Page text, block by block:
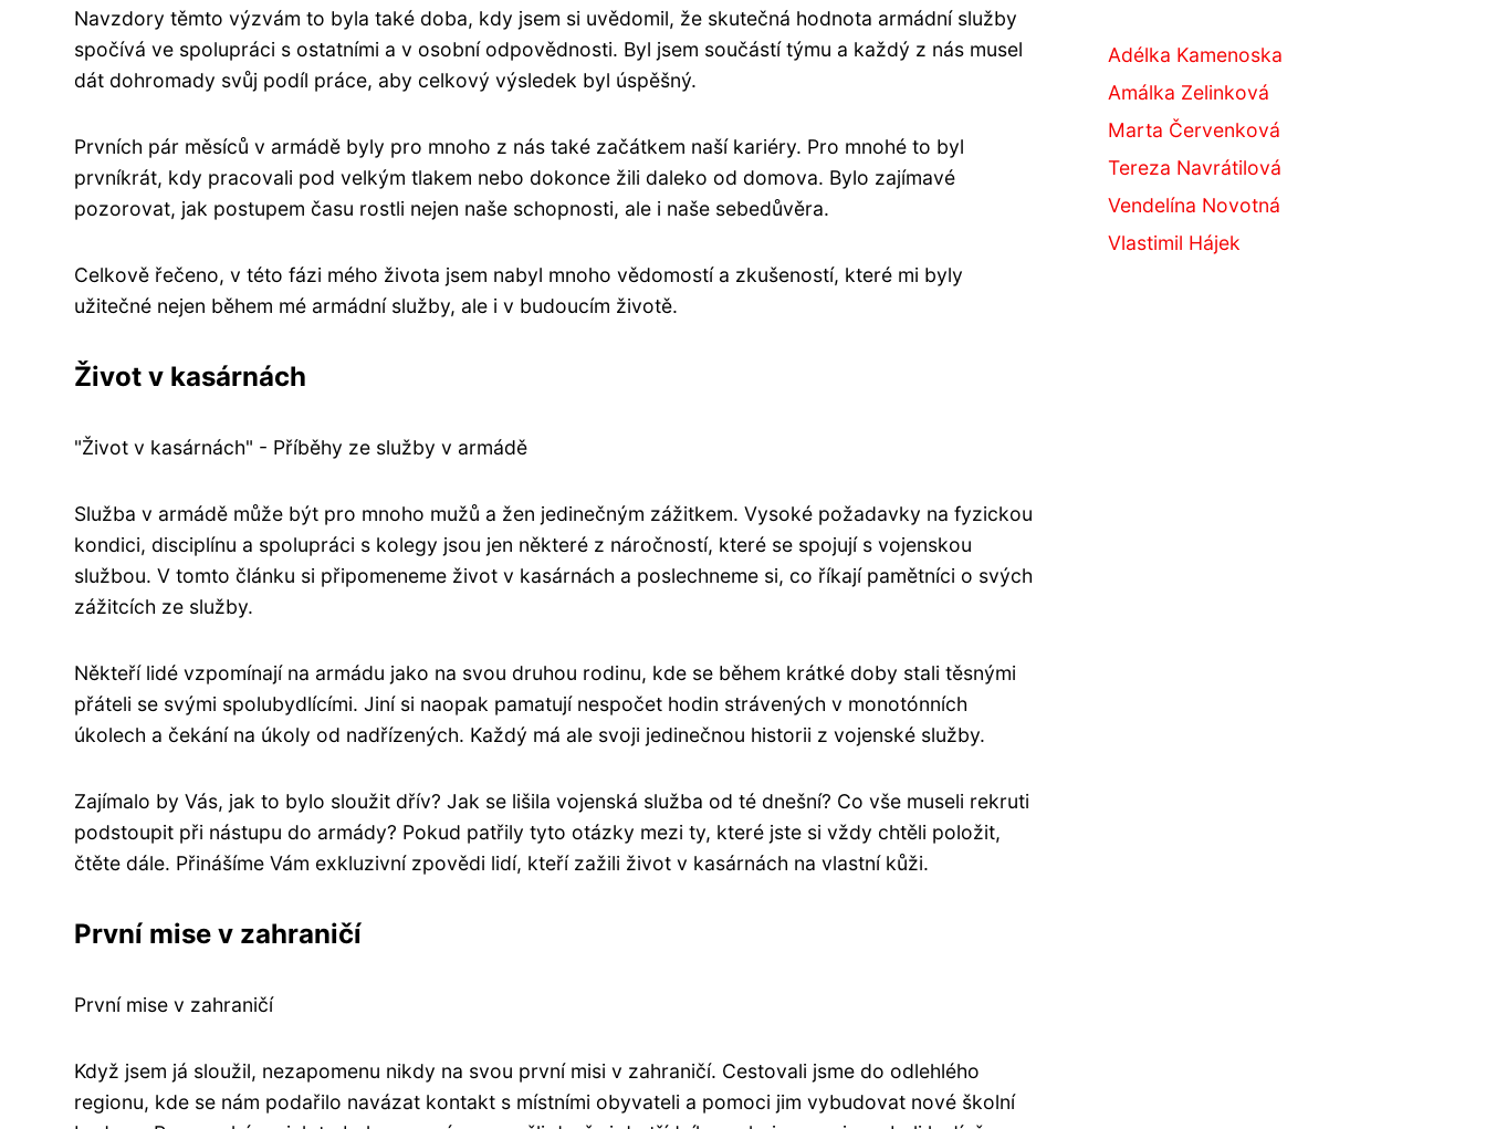
Navzdory těmto výzvám to byla také doba, kdy jsem si uvědomil, že skutečná hodnota armádní služby
spočívá ve spolupráci s ostatními a v osobní odpovědnosti. Byl jsem součástí týmu a každý z nás musel
dát dohromady svůj podíl práce, aby celkový výsledek byl úspěšný.
Prvních pár měsíců v armádě byly pro mnoho z nás také začátkem naší kariéry. Pro mnohé to byl
prvníkrát, kdy pracovali pod velkým tlakem nebo dokonce žili daleko od domova. Bylo zajímavé
pozorovat, jak postupem času rostli nejen naše schopnosti, ale i naše sebedůvěra.
Celkově řečeno, v této fázi mého života jsem nabyl mnoho vědomostí a zkušeností, které mi byly
užitečné nejen během mé armádní služby, ale i v budoucím životě.
Život v kasárnách
"Život v kasárnách" - Příběhy ze služby v armádě
Služba v armádě může být pro mnoho mužů a žen jedinečným zážitkem. Vysoké požadavky na fyzickou
kondici, disciplínu a spolupráci s kolegy jsou jen některé z náročností, které se spojují s vojenskou
službou. V tomto článku si připomeneme život v kasárnách a poslechneme si, co říkají pamětníci o svých
zážitcích ze služby.
Někteří lidé vzpomínají na armádu jako na svou druhou rodinu, kde se během krátké doby stali těsnými
přáteli se svými spolubydlícími. Jiní si naopak pamatují nespočet hodin strávených v monotónních
úkolech a čekání na úkoly od nadřízených. Každý má ale svoji jedinečnou historii z vojenské služby.
Zajímalo by Vás, jak to bylo sloužit dřív? Jak se lišila vojenská služba od té dnešní? Co vše museli rekruti
podstoupit při nástupu do armády? Pokud patřily tyto otázky mezi ty, které jste si vždy chtěli položit,
čtěte dále. Přinášíme Vám exkluzivní zpovědi lidí, kteří zažili život v kasárnách na vlastní kůži.
První mise v zahraničí
První mise v zahraničí
Když jsem já sloužil, nezapomenu nikdy na svou první misi v zahraničí. Cestovali jsme do odlehlého
regionu, kde se nám podařilo navázat kontakt s místními obyvateli a pomoci jim vybudovat nové školní
Adélka Kamenoska
Amálka Zelinková
Marta Červenková
Tereza Navrátilová
Vendelína Novotná
Vlastimil Hájek